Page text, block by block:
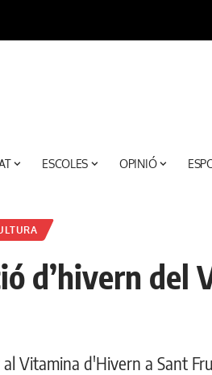
ESCOLES OPINIÓ
d’hivern del
Vitamina d'Hivern a Sant